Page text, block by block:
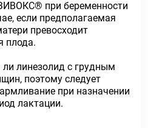
при беременности
если предполагаемая
превосходит
плода.
ли линезолид с грудным
поэтому следует
при назначении
лактации.